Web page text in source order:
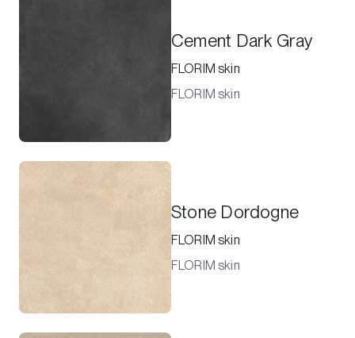
Cement Dark Gray
FLORIM skin
FLORIM skin
Stone Dordogne
FLORIM skin
FLORIM skin